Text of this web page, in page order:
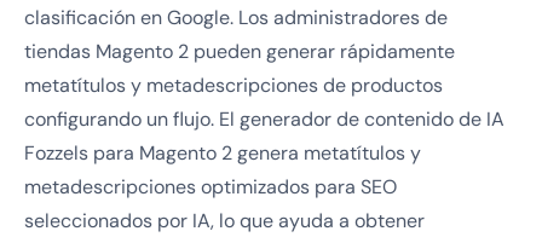
clasificación en Google. Los administradores de
tiendas Magento 2 pueden generar rápidamente
metatítulos y metadescripciones de productos
configurando un flujo. El generador de contenido de IA
Fozzels para Magento 2 genera metatítulos y
metadescripciones optimizados para SEO
seleccionados por IA, lo que ayuda a obtener